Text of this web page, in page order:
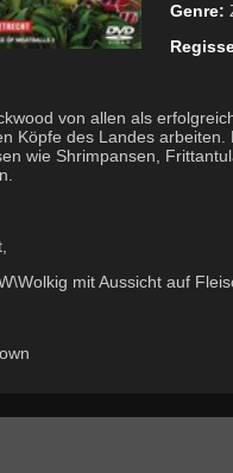
Genre:
von allen als
Köpfe des Landes
wie Shrimpansen,
mit Aussicht auf